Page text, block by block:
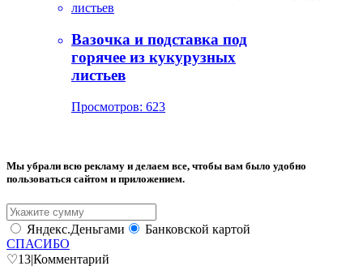
Вазочка и подставка под
горячее из кукурузных
листьев
Просмотров: 623
Мы убрали всю рекламу и делаем все, чтобы вам было удобно
пользоваться сайтом и приложением.
Яндекс.Деньгами
Банковской картой
СПАСИБО
♡13|Комментарий